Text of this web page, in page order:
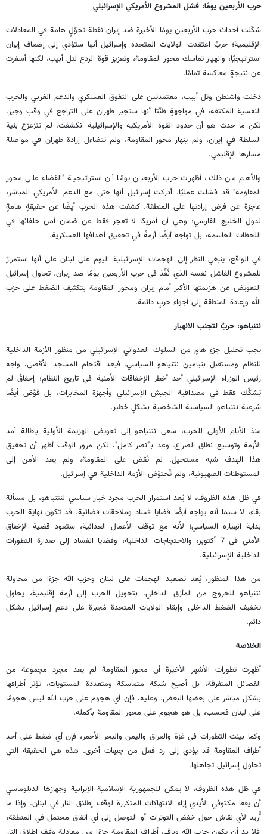
حرب الأربعين يومًا: فشل المشروع الأمريكي الإسرائيلي
شكّلت أحداث حرب الأربعين يومًا الأخيرة ضد إيران نقطة تحوّلٍ هامة في المعادلات
الإقليمية؛ حربٌ اعتقدت الولايات المتحدة وإسرائيل أنها ستؤدي إلى إضعاف إيران
استراتيجيًا، وانهيار تماسك محور المقاومة، وتعزيز قوة الردع لتل أبيب، لكنها أسفرت
عن نتيجةٍ معاكسة تمامًا.
دخلت واشنطن وتل أبيب، معتمدتين على التفوق العسكري والدعم الغربي والحرب
النفسية المكثفة، في مواجهةٍ ظنّتا أنها ستجبر طهران على التراجع في وقتٍ وجيز.
لكن ما حدث هو أن حدود القوة الأمريكية والإسرائيلية انكشفت. لم تتزعزع بنية
السلطة في إيران، ولم ينهار محور المقاومة، ولم تتضاءل إرادة طهران في مواصلة
مسارها الإقليمي.
والأهم من ذلك، أظهرت حرب الأربعين يومًا أن استراتيجية "القضاء على محور
المقاومة" قد فشلت عمليًا. أدركت إسرائيل أنها حتى مع الدعم الأمريكي المباشر،
عاجزة عن فرض إرادتها على المنطقة. كشفت هذه الحرب أيضًا عن حقيقةٍ هامةٍ
لدول الخليج الفارسي؛ وهي أن أمريكا لا تعجز فقط عن ضمان أمن حلفائها في
اللحظات الحاسمة، بل تواجه أيضًا أزمةً في تحقيق أهدافها العسكرية.
في الواقع، ينبغي النظر إلى الهجمات الإسرائيلية اليوم على لبنان على أنها استمرارٌ
للمشروع الفاشل نفسه الذي نُفِّذ في حرب الأربعين يومًا ضد إيران. تحاول إسرائيل
التعويض عن هزيمتها الأكبر أمام إيران ومحور المقاومة بتكثيف الضغط على حزب
الله وإعادة المنطقة إلى أجواء حربٍ دائمة.
نتنياهو: حربٌ لتجنب الانهيار
يجب تحليل جزءٍ هامٍ من السلوك العدواني الإسرائيلي من منظور الأزمة الداخلية
للنظام ومستقبل بنيامين نتنياهو السياسي. فبعد اقتحام المسجد الأقصى، واجه
رئيس الوزراء الإسرائيلي أحد أخطر الإخفاقات الأمنية في تاريخ النظام؛ إخفاقٌ لم
يُشكِّك فقط في مصداقية الجيش الإسرائيلي وأجهزة المخابرات، بل قوَّض أيضًا
شرعية نتنياهو السياسية الشخصية بشكلٍ خطير.
منذ الأيام الأولى للحرب، سعى نتنياهو إلى تعويض الهزيمة الأولية بإطالة أمد
الأزمة وتوسيع نطاق الصراع. وعد بـ"نصر كامل"، لكن مرور الوقت أظهر أن تحقيق
هذا الهدف شبه مستحيل. لم تُقضَ على المقاومة، ولم يعد الأمن إلى
المستوطنات الصهيونية، ولم تُحتوَض الأزمة الداخلية في إسرائيل.
في ظل هذه الظروف، لا يُعد استمرار الحرب مجرد خيار سياسي لنتنياهو، بل مسألة
بقاء، لا سيما أنه يواجه أيضًا قضايا فساد وملاحقات قضائية. قد تكون نهاية الحرب
بداية انهياره السياسي؛ لأنه مع توقف الأعمال العدائية، ستعود قضية الإخفاق
الأمني في 7 أكتوبر، والاحتجاجات الداخلية، وقضايا الفساد إلى صدارة التطورات
الداخلية الإسرائيلية.
من هذا المنظور، يُعد تصعيد الهجمات على لبنان وحزب الله جزءًا من محاولة
نتنياهو للخروج من المأزق الداخلي. بتحويل الحرب إلى أزمة إقليمية، يحاول
تخفيف الضغط الداخلي وإبقاء الولايات المتحدة مُجبرة على دعم إسرائيل بشكل
دائم.
الخلاصة
أظهرت تطورات الأشهر الأخيرة أن محور المقاومة لم يعد مجرد مجموعة من
الفصائل المتفرقة، بل أصبح شبكة متماسكة ومتعددة المستويات، تؤثر أطرافها
بشكل مباشر على بعضها البعض. وعليه، فإن أي هجوم على حزب الله ليس هجومًا
على لبنان فحسب، بل هو هجوم على محور المقاومة بأكمله.
وكما بينت التطورات في غزة والعراق واليمن والبحر الأحمر، فإن أي ضغط على أحد
أطراف المقاومة قد يؤدي إلى رد فعل من جبهات أخرى. هذه هي الحقيقة التي
تحاول إسرائيل تجاهلها.
في ظل هذه الظروف، لا يمكن للجمهورية الإسلامية الإيرانية وجهازها الدبلوماسي
أن يقفا مكتوفي الأيدي إزاء الانتهاكات المتكررة لوقف إطلاق النار في لبنان. وإذا ما
أُريد لأي نقاش حول خفض التوترات أو التوصل إلى أي اتفاق محتمل في المنطقة،